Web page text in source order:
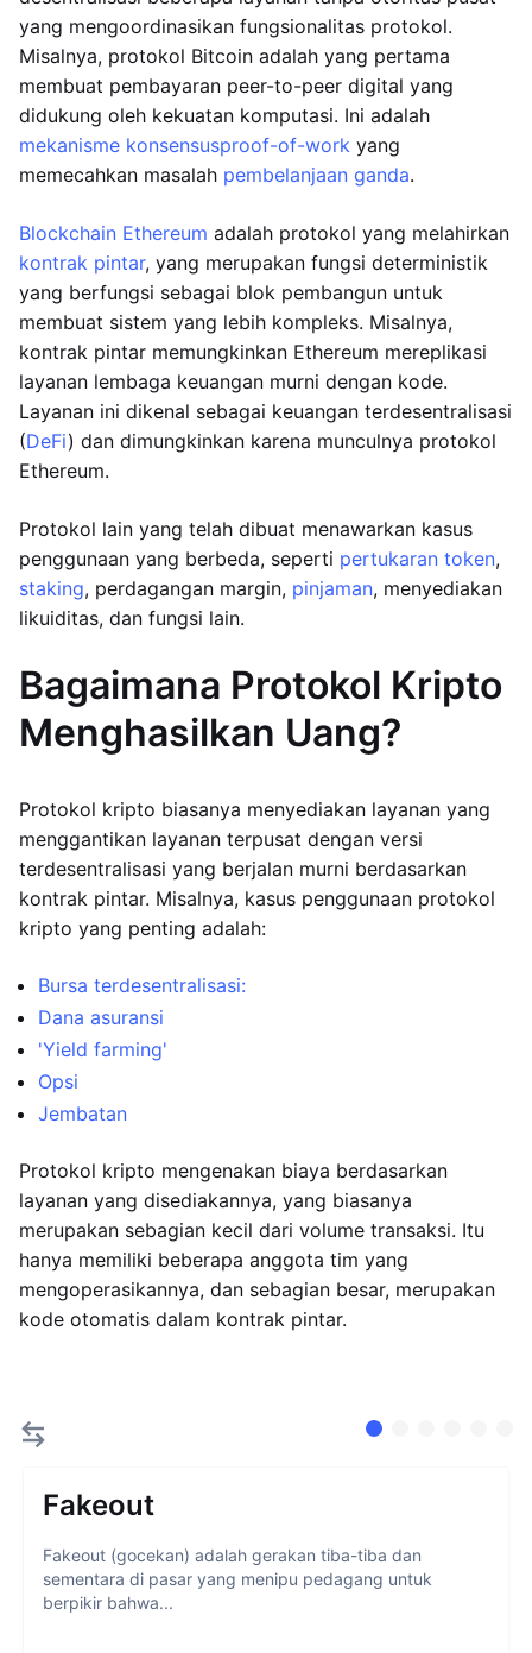
yang mengoordinasikan fungsionalitas protokol.
Misalnya, protokol Bitcoin adalah yang pertama
membuat pembayaran peer-to-peer digital yang
didukung oleh kekuatan komputasi. Ini adalah
mekanisme konsensusproof-of-work yang
memecahkan masalah pembelanjaan ganda.
Blockchain Ethereum adalah protokol yang melahirkan
kontrak pintar, yang merupakan fungsi deterministik
yang berfungsi sebagai blok pembangun untuk
membuat sistem yang lebih kompleks. Misalnya,
kontrak pintar memungkinkan Ethereum mereplikasi
layanan lembaga keuangan murni dengan kode.
Layanan ini dikenal sebagai keuangan terdesentralisasi
(DeFi) dan dimungkinkan karena munculnya protokol
Ethereum.
Protokol lain yang telah dibuat menawarkan kasus
penggunaan yang berbeda, seperti pertukaran token,
staking, perdagangan margin, pinjaman, menyediakan
likuiditas, dan fungsi lain.
Bagaimana Protokol Kripto
Menghasilkan Uang?
Protokol kripto biasanya menyediakan layanan yang
menggantikan layanan terpusat dengan versi
terdesentralisasi yang berjalan murni berdasarkan
kontrak pintar. Misalnya, kasus penggunaan protokol
kripto yang penting adalah:
Bursa terdesentralisasi:
Dana asuransi
'Yield farming'
Opsi
Jembatan
Protokol kripto mengenakan biaya berdasarkan
layanan yang disediakannya, yang biasanya
merupakan sebagian kecil dari volume transaksi. Itu
hanya memiliki beberapa anggota tim yang
mengoperasikannya, dan sebagian besar, merupakan
kode otomatis dalam kontrak pintar.
Fakeout
Fakeout (gocekan) adalah gerakan tiba-tiba dan
sementara di pasar yang menipu pedagang untuk
berpikir bahwa...